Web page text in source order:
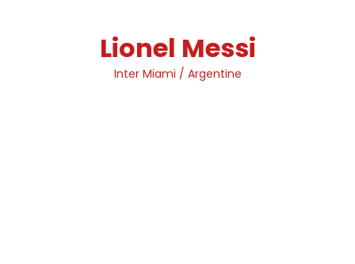
Lionel Messi
Inter Miami / Argentine